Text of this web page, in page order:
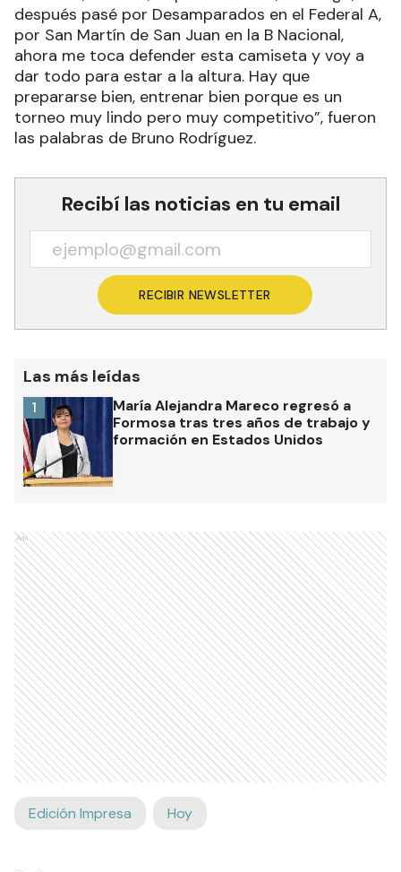
después pasé por Desamparados en el Federal A,
por San Martín de San Juan en la B Nacional,
ahora me toca defender esta camiseta y voy a
dar todo para estar a la altura. Hay que
prepararse bien, entrenar bien porque es un
torneo muy lindo pero muy competitivo”, fueron
las palabras de Bruno Rodríguez.
Recibí las noticias en tu email
RECIBIR NEWSLETTER
Las más leídas
María Alejandra Mareco regresó a
Formosa tras tres años de trabajo y
formación en Estados Unidos
1
Ads
Edición Impresa Hoy